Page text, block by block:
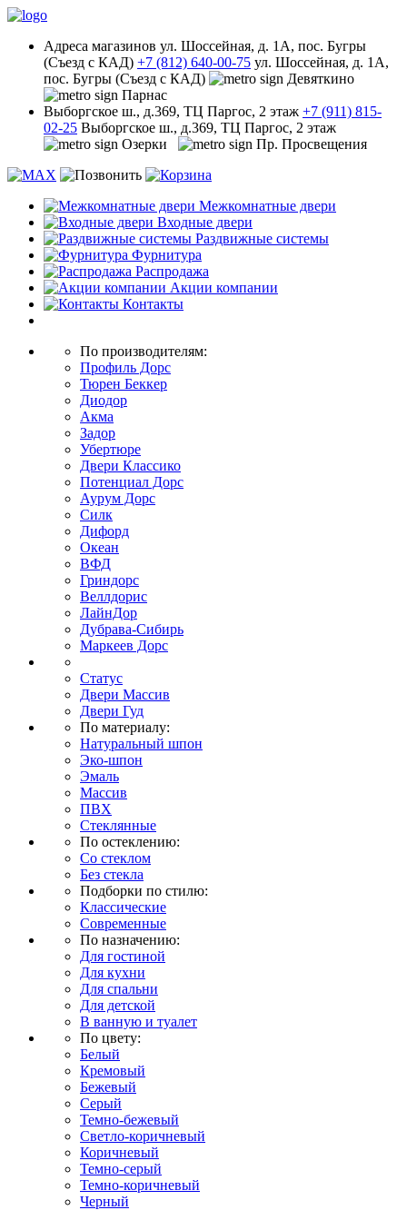
Адреса магазинов ул. Шоссейная, д. 1А, пос. Бугры
(Съезд с КАД) +7 (812) 640-00-75 ул. Шоссейная, д. 1А,
пос. Бугры (Съезд с КАД)
Девяткино
Парнас
Выборгское ш., д.369, ТЦ Паргос, 2 этаж +7 (911) 815-
02-25 Выборгское ш., д.369, ТЦ Паргос, 2 этаж
Озерки
Пр. Просвещения
Межкомнатные двери
Входные двери
Раздвижные системы
Фурнитура
Распродажа
Акции компании
Контакты
По производителям:
Профиль Дорс
Тюрен Беккер
Диодор
Акма
Задор
Убертюре
Двери Классико
Потенциал Дорс
Аурум Дорс
Силк
Дифорд
Океан
ВФД
Гриндорс
Веллдорис
ЛайнДор
Дубрава-Сибирь
Маркеев Дорс
Статус
Двери Массив
Двери Гуд
По материалу:
Натуральный шпон
Эко-шпон
Эмаль
Массив
ПВХ
Стеклянные
По остеклению:
Со стеклом
Без стекла
Подборки по стилю:
Классические
Современные
По назначению:
Для гостиной
Для кухни
Для спальни
Для детской
В ванную и туалет
По цвету:
Белый
Кремовый
Бежевый
Серый
Темно-бежевый
Светло-коричневый
Коричневый
Темно-серый
Темно-коричневый
Черный